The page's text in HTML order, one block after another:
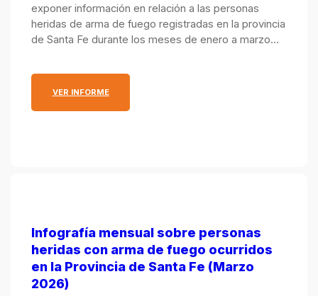
exponer información en relación a las personas
heridas de arma de fuego registradas en la provincia
de Santa Fe durante los meses de enero a marzo
departamentos La Capital y Rosario. El análisis se
realiza mes a mes de forma acumulada, e incluye
VER INFORME: REPORTE ACUMULADO SOBRE PERSONAS
Infografía mensual sobre personas
heridas con arma de fuego ocurridos
en la Provincia de Santa Fe (Marzo
2026)